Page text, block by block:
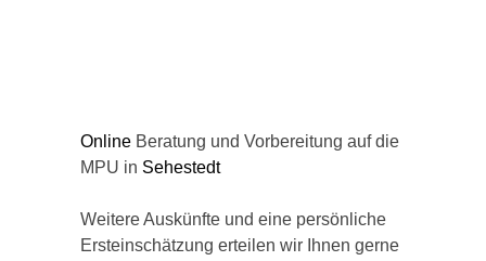
Online Beratung und Vorbereitung auf die
MPU in Sehestedt
Weitere Auskünfte und eine persönliche
Ersteinschätzung erteilen wir Ihnen gerne